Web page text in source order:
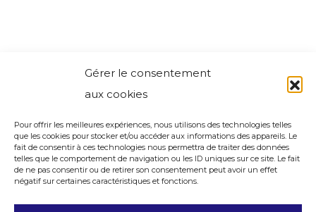
Gérer le consentement
aux cookies
Pour offrir les meilleures expériences, nous utilisons des technologies telles
que les cookies pour stocker et/ou accéder aux informations des appareils. Le
fait de consentir à ces technologies nous permettra de traiter des données
telles que le comportement de navigation ou les ID uniques sur ce site. Le fait
de ne pas consentir ou de retirer son consentement peut avoir un effet
négatif sur certaines caractéristiques et fonctions.